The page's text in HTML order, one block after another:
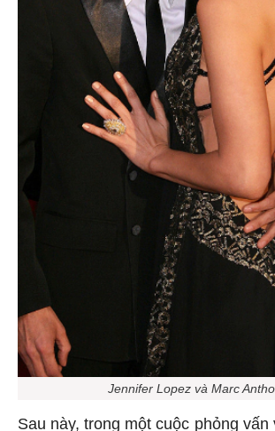
Jennifer Lopez và Marc
Sau này, trong một cuộc phỏng vấn